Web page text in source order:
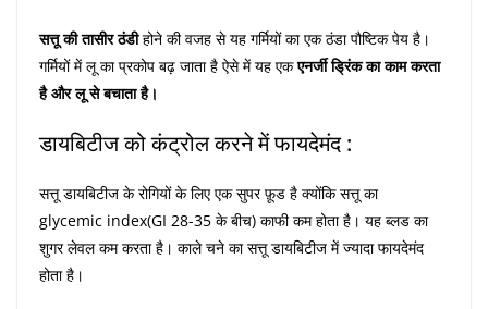
सत्तू की तासीर ठंडीहोने की वजह से यह गर्मियों का एक ठंडा पौष्टिक पेय है।
गर्मियों में लू का प्रकोप बढ़ जाता है ऐसे में यह एकएनर्जी ड्रिंक का काम करता
है और लू से बचाता है।
डायबिटीज को कंट्रोल करने में फायदेमंद :
सत्तू डायबिटीज के रोगियों के लिए एक सुपर फ़ूड है क्योंकि सत्तू का
glycemic index(GI 28-35 के बीच) काफी कम होता है। यह ब्लड का
शुगर लेवल कम करता है। काले चने का सत्तू डायबिटीज में ज्यादा फायदेमंद
होता है।